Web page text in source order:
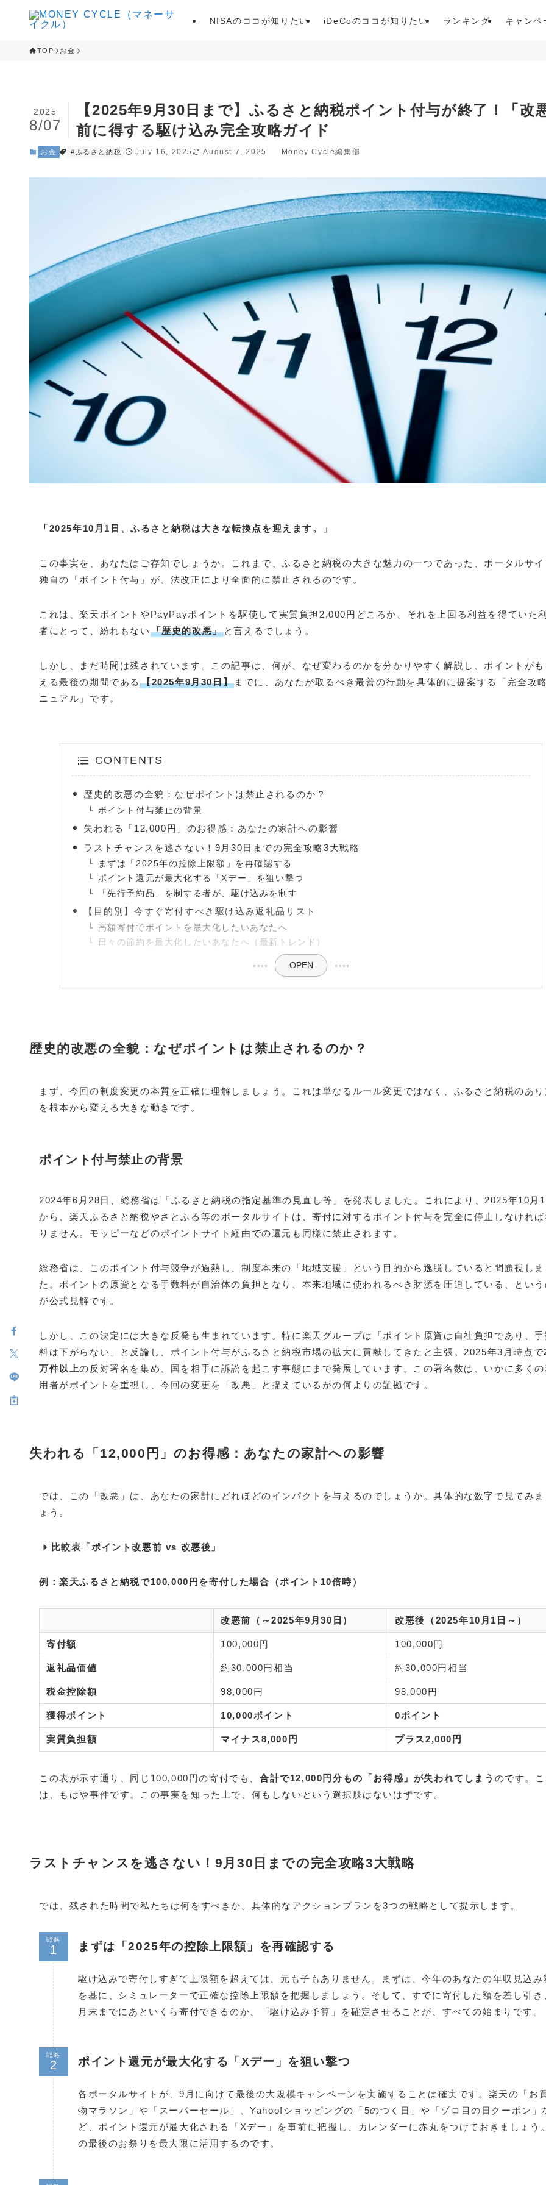
NISAのココが知りたい iDeCoのココが知りたい ランキング キャンペ
TOP お金
【2025年9月30日まで】ふるさと納税ポイント付与が終了！「改
前に得する駆け込み完全攻略ガイド
2025
8/07
お金 #ふるさと納税 July 16, 2025 August 7, 2025 Money Cycle編集部
「2025年10月1日、ふるさと納税は大きな転換点を迎えます。」
この事実を、あなたはご存知でしょうか。これまで、ふるさと納税の大きな魅力の一つであった、ポータルサ
独自の「ポイント付与」が、法改正により全面的に禁止されるのです。
これは、楽天ポイントやPayPayポイントを駆使して実質負担2,000円どころか、それを上回る利益を得ていた
者にとって、紛れもない 「歴史的改悪」と言えるでしょう。
しかし、まだ時間は残されています。この記事は、何が、なぜ変わるのかを分かりやすく解説し、ポイントが
える最後の期間である 【2025年9月30日】 までに、あなたが取るべき最善の行動を具体的に提案する「完全攻
ニュアル」です。
CONTENTS
歴史的改悪の全貌：なぜポイントは禁止されるのか？
ポイント付与禁止の背景
失われる「12,000円」のお得感：あなたの家計への影響
ラストチャンスを逃さない！9月30日までの完全攻略3大戦略
まずは「2025年の控除上限額」を再確認する
ポイント還元が最大化する「Xデー」を狙い撃つ
「先行予約品」を制する者が、駆け込みを制す
【目的別】今すぐ寄付すべき駆け込み返礼品リスト
高額寄付でポイントを最大化したいあなたへ
日々の節約を最大化したいあなたへ（最新トレンド）
OPEN
歴史的改悪の全貌：なぜポイントは禁止されるのか？
まず、今回の制度変更の本質を正確に理解しましょう。これは単なるルール変更ではなく、ふるさと納税のあ
を根本から変える大きな動きです。
ポイント付与禁止の背景
2024年6月28日、総務省は「ふるさと納税の指定基準の見直し等」を発表しました。これにより、2025年10月
から、楽天ふるさと納税やさとふる等のポータルサイトは、寄付に対するポイント付与を完全に停止しなけれ
りません。モッピーなどのポイントサイト経由での還元も同様に禁止されます。
総務省は、このポイント付与競争が過熱し、制度本来の「地域支援」という目的から逸脱していると問題視し
た。ポイントの原資となる手数料が自治体の負担となり、本来地域に使われるべき財源を圧迫している、とい
が公式見解です。
しかし、この決定には大きな反発も生まれています。特に楽天グループは「ポイント原資は自社負担であり、
料は下がらない」と反論し、ポイント付与がふるさと納税市場の拡大に貢献してきたと主張。2025年3月時点で
万件以上の反対署名を集め、国を相手に訴訟を起こす事態にまで発展しています。この署名数は、いかに多く
用者がポイントを重視し、今回の変更を「改悪」と捉えているかの何よりの証拠です。
失われる「12,000円」のお得感：あなたの家計への影響
では、この「改悪」は、あなたの家計にどれほどのインパクトを与えるのでしょうか。具体的な数字で見てみ
ょう。
比較表「ポイント改悪前 vs 改悪後」
例：楽天ふるさと納税で100,000円を寄付した場合（ポイント10倍時）
改悪前（～2025年9月30日） 改悪後（2025年10月1日～）
寄付額 100,000円 100,000円
返礼品価値 約30,000円相当 約30,000円相当
税金控除額 98,000円 98,000円
獲得ポイント 10,000ポイント 0ポイント
実質負担額 マイナス8,000円 プラス2,000円
この表が示す通り、同じ100,000円の寄付でも、 合計で12,000円分もの「お得感」が失われてしまう のです。
は、もはや事件です。この事実を知った上で、何もしないという選択肢はないはずです。
ラストチャンスを逃さない！9月30日までの完全攻略3大戦略
では、残された時間で私たちは何をすべきか。具体的なアクションプランを3つの戦略として提示します。
戦略 まずは「2025年の控除上限額」を再確認する
駆け込みで寄付しすぎて上限額を超えては、元も子もありません。まずは、今年のあなたの年収見込み
を基に、シミュレーターで正確な控除上限額を把握しましょう。そして、すでに寄付した額を差し引き
月末までにあといくら寄付できるのか、「駆け込み予算」を確定させることが、すべての始まりです。
戦略 ポイント還元が最大化する「Xデー」を狙い撃つ
各ポータルサイトが、9月に向けて最後の大規模キャンペーンを実施することは確実です。楽天の「お
物マラソン」や「スーパーセール」、Yahoo!ショッピングの「5のつく日」や「ゾロ目の日クーポン」
ど、ポイント還元が最大化される「Xデー」を事前に把握し、カレンダーに赤丸をつけておきましょう
の最後のお祭りを最大限に活用するのです。